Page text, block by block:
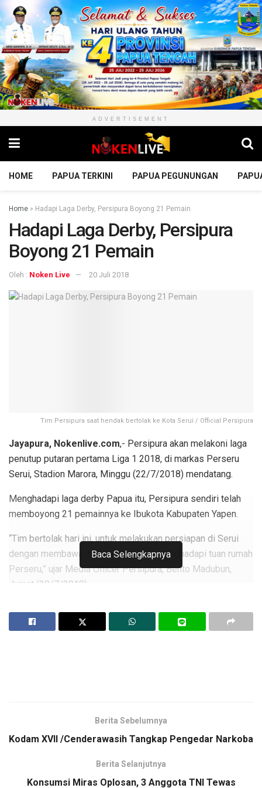
ADVERTISEMENT
HOME PAPUA TERKINI PAPUA PEGUNUNGAN
Home » Hadapi Laga Derby, Persipura Boyong 21 Pemain
Hadapi Laga Derby, Persipura
Boyong 21 Pemain
Oleh : Noken Live 20 Juli 2018
Tim Persipura saat hendak bertolak ke Kota Serui / Official Persipura
Jayapura, Nokenlive.com,- Persipura akan melakoni laga
penutup putaran pertama Liga 1 2018, di markas Perseru
Serui, Stadion Marora, Minggu (22/7/2018) mendatang.
Menghadapi laga derby Papua itu, Persipura sendiri telah
memboyong 21 pemainnya ke Ibukota Kabupaten Yapen.
“Tim bertolak hari ini, untuk melakukan persiapan di Serui
dengan membawa 21 pemain jelang menghadapi tuan rumah
Perseru,” ujar Media Officer Persipura, Bento Madubun,
Jumat (20/7/2018).
paruh musim Liga 1 2018, yang mana Persipura sendiri
Sebelum bertolak ke Serui, Persipura gagal meraih
Semarang dengan hasil imbang tanpa gol, Rabu
(18/7/2018).
Baca Selengkapnya
Berita Sebelumnya
Kodam XVII /Cenderawasih Tangkap Pengedar Narkoba
Berita Selanjutnya
Konsumsi Miras Oplosan, 3 Anggota TNI Tewas